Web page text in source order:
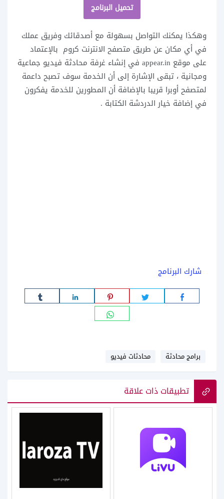
تحميل البرنامج
وهكذا يمكنك التواصل بسهولة مع أصدقائك وفريق عملك
في أي مكان عن طريق متصفح الانترنت كروم بالإعتماد
على موقع appear.in في إنشاء غرفة محادثة فيديو جماعية
ومجانية ، تبقى الإشارة إلى أن الخدمة سوف تصبح داعمة
لمتصفح أوبرا قريبا بالإضافة أن المطورين للخدمة يفكرون
في إضافة خيار الدردشة الكتابة .
شارك البرنامج
برامج محادثة محادثات فيديو
تطبيقات ذات علاقة